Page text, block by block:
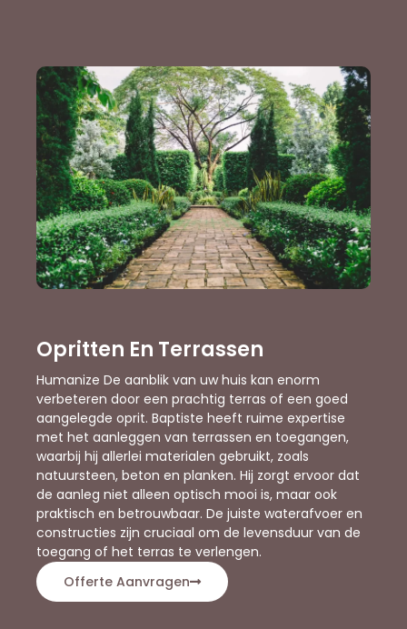
Opritten En Terrassen
Humanize De aanblik van uw huis kan enorm
verbeteren door een prachtig terras of een goed
aangelegde oprit. Baptiste heeft ruime expertise
met het aanleggen van terrassen en toegangen,
waarbij hij allerlei materialen gebruikt, zoals
natuursteen, beton en planken. Hij zorgt ervoor dat
de aanleg niet alleen optisch mooi is, maar ook
praktisch en betrouwbaar. De juiste waterafvoer en
constructies zijn cruciaal om de levensduur van de
toegang of het terras te verlengen.
Offerte Aanvragen